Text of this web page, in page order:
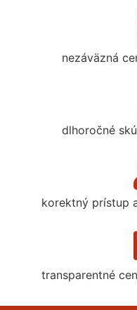
nezáväzná
dlhoročné
korektný prístup
transparentné